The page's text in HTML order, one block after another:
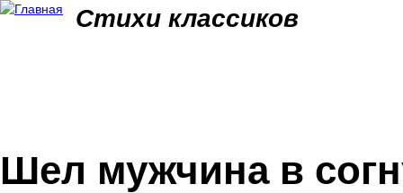
Стихи классиков
Шел мужчина в